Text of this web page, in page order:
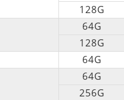
128G
64G
128G
64G
64G
256G